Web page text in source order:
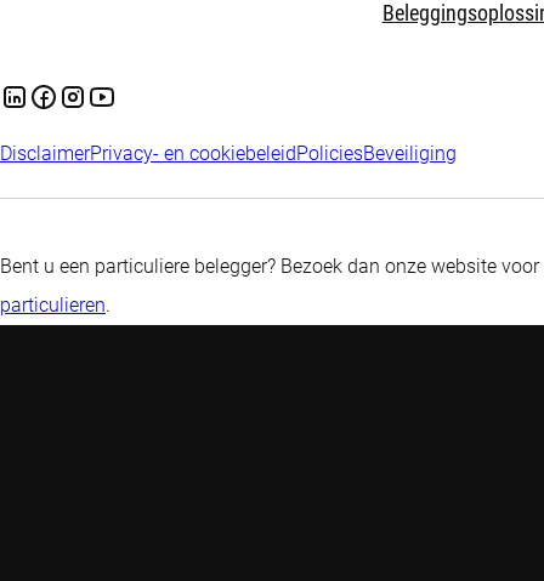
DisclaimerPrivacy- en cookiebeleid PoliciesBeveiliging
Bent u een particuliere belegger? Bezoek dan onze website voor
particulieren.